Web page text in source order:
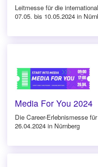
Leitmesse für die
07.05. bis 10.05.2024 in
Media For You 2024
Die Career-Erlebnismesse
26.04.2024 in Nürnberg